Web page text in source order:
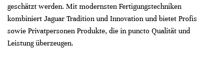
geschätzt werden. Mit modernsten Fertigungstechniken
kombiniert Jaguar Tradition und Innovation und bietet Profis
sowie Privatpersonen Produkte, die in puncto Qualität und
Leistung überzeugen.